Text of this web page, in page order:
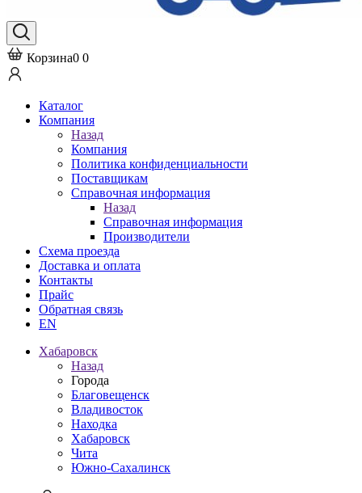
Корзина0 0
Каталог
Компания
Назад
Компания
Политика конфиденциальности
Поставщикам
Справочная информация
Назад
Справочная информация
Производители
Схема проезда
Доставка и оплата
Контакты
Прайс
Обратная связь
EN
Хабаровск
Назад
Города
Благовещенск
Владивосток
Находка
Хабаровск
Чита
Южно-Сахалинск